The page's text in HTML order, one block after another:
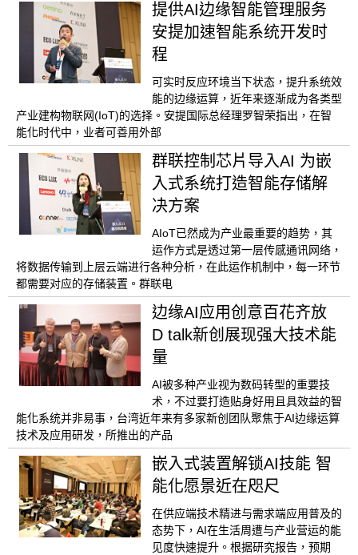
提供AI边缘智能管理服务
安提加速智能系统开发时
程
可实时反应环境当下状态，提升系统效
能的边缘运算，近年来逐渐成为各类型
产业建构物联网(IoT)的选择。安提国际总经理罗智荣指出，在智
能化时代中，业者可善用外部
群联控制芯片导入AI 为嵌
入式系统打造智能存储解
决方案
AIoT已然成为产业最重要的趋势，其
运作方式是透过第一层传感通讯网络，
将数据传输到上层云端进行各种分析，在此运作机制中，每一环节
都需要对应的存储装置。群联电
边缘AI应用创意百花齐放
D talk新创展现强大技术能
量
AI被多种产业视为数码转型的重要技
术，不过要打造贴身好用且具效益的智
能化系统并非易事，台湾近年来有多家新创团队聚焦于AI边缘运算
技术及应用研发，所推出的产品
嵌入式装置解锁AI技能 智
能化愿景近在咫尺
在供应端技术精进与需求端应用普及的
态势下，AI在生活周遭与产业营运的能
见度快速提升。根据研究报告，预期